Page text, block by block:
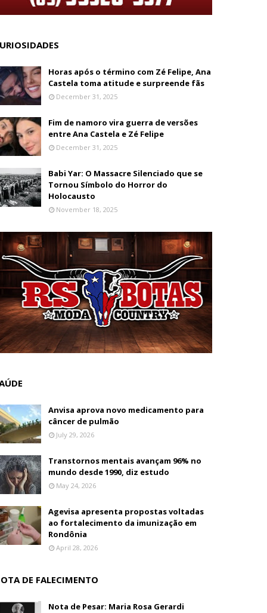
Horas após o término com Zé Felipe, Ana
Castela toma atitude e surpreende fãs
December 31, 2025
Fim de namoro vira guerra de versões
entre Ana Castela e Zé Felipe
December 31, 2025
Babi Yar: O Massacre Silenciado que se
Tornou Símbolo do Horror do
Holocausto
November 18, 2025
Anvisa aprova novo medicamento para
câncer de pulmão
July 29, 2026
Transtornos mentais avançam 96% no
mundo desde 1990, diz estudo
May 24, 2026
Agevisa apresenta propostas voltadas
ao fortalecimento da imunização em
Rondônia
April 28, 2026
DE FALECIMENTO
Nota de Pesar: Maria Rosa Gerardi